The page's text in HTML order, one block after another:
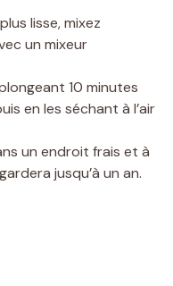
lisse, mixez
un mixeur
10 minutes
en les séchant à l’air
un endroit frais et à
jusqu’à un an.